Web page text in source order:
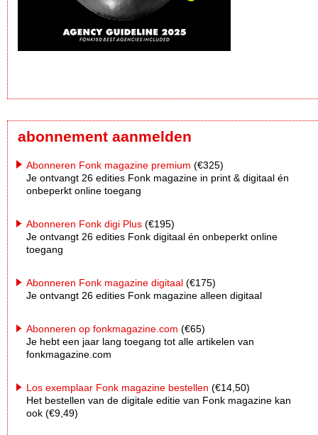
abonnement aanmelden
Abonneren Fonk magazine premium (€325)
Je ontvangt 26 edities Fonk magazine in print & digitaal én
onbeperkt online toegang
Abonneren Fonk digi Plus (€195)
Je ontvangt 26 edities Fonk digitaal én onbeperkt online
toegang
Abonneren Fonk magazine digitaal (€175)
Je ontvangt 26 edities Fonk magazine alleen digitaal
Abonneren op fonkmagazine.com (€65)
Je hebt een jaar lang toegang tot alle artikelen van
fonkmagazine.com
Los exemplaar Fonk magazine bestellen (€14,50)
Het bestellen van de digitale editie van Fonk magazine kan
ook (€9,49)